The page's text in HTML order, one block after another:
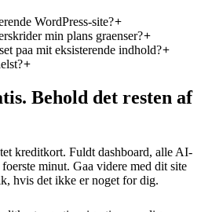
WordPress-site?
min plans graenser?
paa mit eksisterende indhold?
Behold det resten af
kreditkort. Fuldt dashboard, alle AI-
minut. Gaa videre med dit site
hvis det ikke er noget for dig.